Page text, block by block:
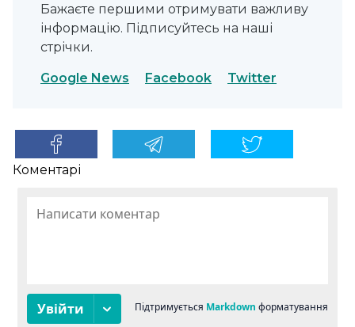
Бажаєте першими отримувати важливу
інформацію. Підписуйтесь на наші
стрічки.
Google News Facebook Twitter
Коментарі